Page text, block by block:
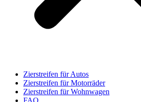
Zierstreifen für Autos
Zierstreifen für Motorräder
Zierstreifen für Wohnwagen